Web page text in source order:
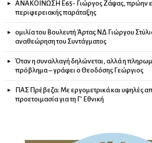
ΑΝΑΚΟΙΝΩΣΗ Ε65- Γιώργος Ζάψας, πρώην
περιφερειακής παράταξης
ομιλία του Βουλευτή Άρτας ΝΔ Γιώργου
αναθεώρηση του Συντάγματος
Όταν η συναλλαγή δηλώνεται, αλλά η
πρόβλημα – γράφει ο Θεοδόσης Γεώργιος
ΠΑΣ Πρέβεζα: Με εργομετρικά και υψηλές
προετοιμασία για τη Γ’ Εθνική